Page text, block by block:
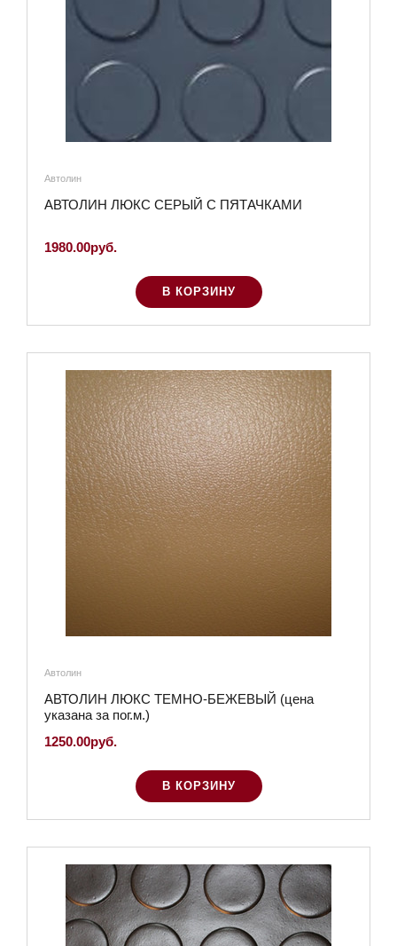
Автолин
АВТОЛИН ЛЮКС СЕРЫЙ С ПЯТАЧКАМИ
1980.00руб.
В КОРЗИНУ
Автолин
АВТОЛИН ЛЮКС ТЕМНО-БЕЖЕВЫЙ (цена
указана за пог.м.)
1250.00руб.
В КОРЗИНУ